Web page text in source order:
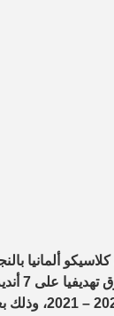
ألمانيا